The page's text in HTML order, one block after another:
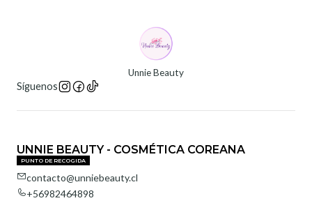
Unnie Beauty
Síguenos
UNNIE BEAUTY - COSMÉTICA COREANA
PUNTO DE RECOGIDA
contacto@unniebeauty.cl
+56982464898